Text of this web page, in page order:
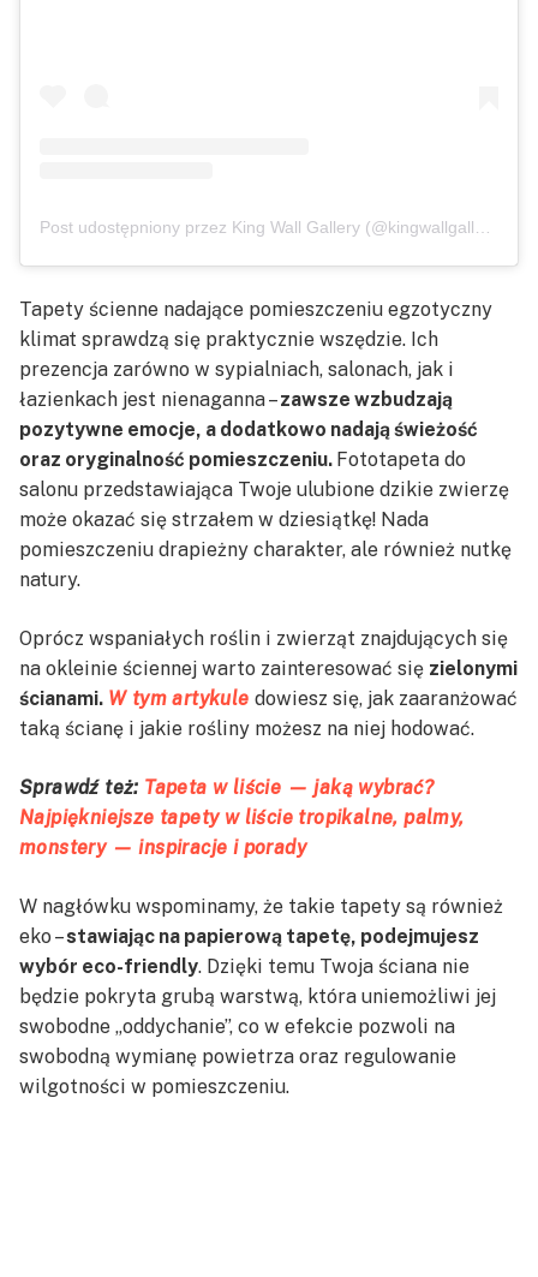
Tapety ścienne nadające pomieszczeniu egzotyczny
klimat sprawdzą się praktycznie wszędzie. Ich
prezencja zarówno w sypialniach, salonach, jak i
łazienkach jest nienaganna –zawsze wzbudzają
pozytywne emocje, a dodatkowo nadają świeżość
oraz oryginalność pomieszczeniu. Fototapeta do
salonu przedstawiająca Twoje ulubione dzikie zwierzę
może okazać się strzałem w dziesiątkę! Nada
pomieszczeniu drapieżny charakter, ale również nutkę
natury.
Oprócz wspaniałych roślin i zwierząt znajdujących się
na okleinie ściennej warto zainteresować się zielonymi
ścianami. W tym artykule dowiesz się, jak zaaranżować
taką ścianę i jakie rośliny możesz na niej hodować.
Sprawdź też: Tapeta w liście — jaką wybrać?
Najpiękniejsze tapety w liście tropikalne, palmy,
monstery — inspiracje i porady
W nagłówku wspominamy, że takie tapety są również
eko –stawiając na papierową tapetę, podejmujesz
wybór eco-friendly. Dzięki temu Twoja ściana nie
będzie pokryta grubą warstwą, która uniemożliwi jej
swobodne „oddychanie”, co w efekcie pozwoli na
swobodną wymianę powietrza oraz regulowanie
wilgotności w pomieszczeniu.